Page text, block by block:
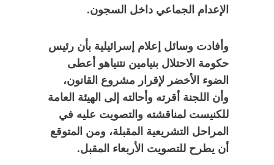
الإعدام الجماعي داخل السجون.
وأفادت وسائل إعلام إسرائيلية بأن رئيس
حكومة الاحتلال بنيامين نتنياهو أعطى
الضوء الأخضر لإقرار مشروع القانون،
وأن اللجنة أقرته وأحالته إلى الهيئة العامة
للكنيست لمناقشته والتصويت عليه في
المراحل التشريعية المقبلة، ومن المتوقع
أن يطرح للتصويت الأربعاء المقبل.